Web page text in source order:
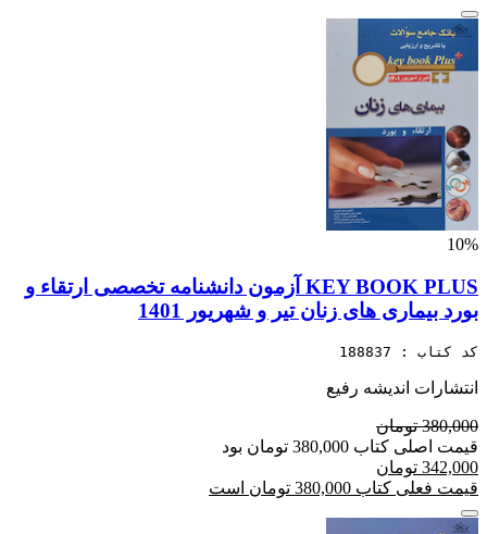
10%
KEY BOOK PLUS آزمون دانشنامه تخصصی ارتقاء و
بورد بیماری های زنان تیر و شهریور 1401
کد کتاب : 188837
انتشارات اندیشه رفیع
380,000 تومان
قیمت اصلی کتاب 380,000 تومان بود
342,000 تومان
قیمت فعلی کتاب 380,000 تومان است